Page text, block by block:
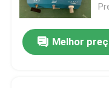
Solicite um
Melhor